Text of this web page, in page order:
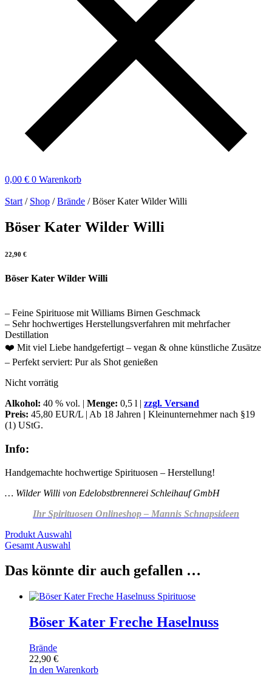
0,00 € 0 Warenkorb
Start / Shop /Brände / Böser Kater Wilder Willi
Böser Kater Wilder Willi
22,90 €
Böser Kater Wilder Willi
– Feine Spirituose mit Williams Birnen Geschmack
– Sehr hochwertiges Herstellungsverfahren mit mehrfacher
Destillation
❤️ Mit viel Liebe handgefertigt – vegan & ohne künstliche Zusätze
– Perfekt serviert: Pur als Shot genießen
Nicht vorrätig
Alkohol: 40 % vol. | Menge: 0,5 l | zzgl. Versand
Preis: 45,80 EUR/L | Ab 18 Jahren | Kleinunternehmer nach §19
(1) UStG.
Info:
Handgemachte hochwertige Spirituosen – Herstellung!
… Wilder Willi von Edelobstbrennerei Schleihauf GmbH
Ihr Spirituosen Onlineshop – Mannis Schnapsideen
Produkt Auswahl
Gesamt Auswahl
Das könnte dir auch gefallen …
Böser Kater Freche Haselnuss
Brände
22,90 €
In den Warenkorb